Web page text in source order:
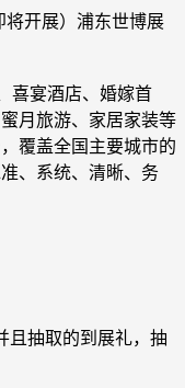
将开展）浦东世博展
喜宴酒店、婚嫁首
月旅游、家居家装等
覆盖全国主要城市的
、系统、清晰、务
且抽取的到展礼，抽